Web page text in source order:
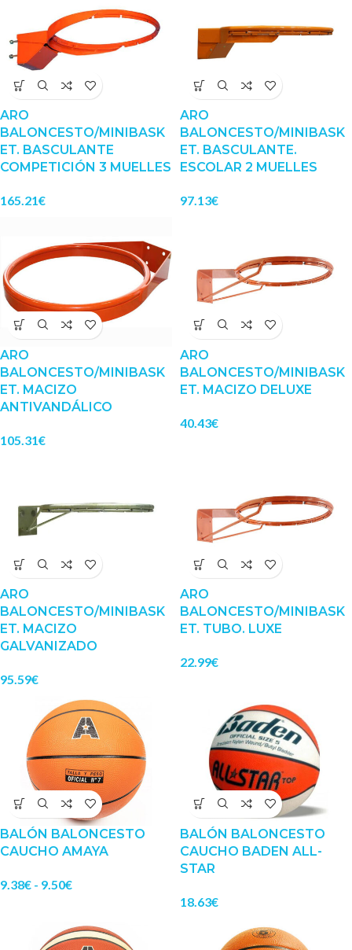
ARO
BALONCESTO/MINIBASK
ET. BASCULANTE
COMPETICIÓN 3 MUELLES
165.21€
ARO
BALONCESTO/MINIBASK
ET. BASCULANTE.
ESCOLAR 2 MUELLES
97.13€
ARO
BALONCESTO/MINIBASK
ET. MACIZO
ANTIVANDÁLICO
105.31€
ARO
BALONCESTO/MINIBASK
ET. MACIZO DELUXE
40.43€
ARO
BALONCESTO/MINIBASK
ET. MACIZO
GALVANIZADO
95.59€
ARO
BALONCESTO/MINIBASK
ET. TUBO. LUXE
22.99€
BALÓN BALONCESTO
CAUCHO AMAYA
9.38€ - 9.50€
BALÓN BALONCESTO
CAUCHO BADEN ALL-
STAR
18.63€